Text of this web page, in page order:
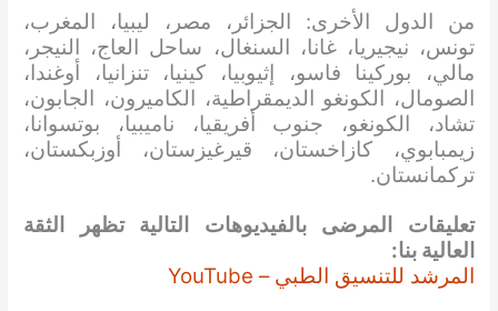
من الدول الأخرى: الجزائر، مصر، ليبيا، المغرب،
تونس، نيجيريا، غانا، السنغال، ساحل العاج، النيجر،
مالي، بوركينا فاسو، إثيوبيا، كينيا، تنزانيا، أوغندا،
الصومال، الكونغو الديمقراطية، الكاميرون، الجابون،
تشاد، الكونغو، جنوب أفريقيا، ناميبيا، بوتسوانا،
زيمبابوي، كازاخستان، قيرغيزستان، أوزبكستان،
تركمانستان.
تعليقات المرضى بالفيديوهات التالية تظهر الثقة
العالية بنا:
المرشد للتنسيق الطبي – YouTube